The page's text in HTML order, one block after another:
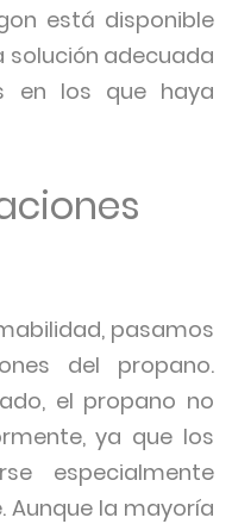
está disponible
solución adecuada
en los que haya
pasamos
del propano.
el propano no
ya que los
especialmente
Aunque la mayoría